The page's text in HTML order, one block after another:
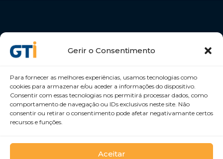
Gerir o Consentimento
Para fornecer as melhores experiências, usamos tecnologias como
cookies para armazenar e/ou aceder a informações do dispositivo.
Consentir com essas tecnologias nos permitirá processar dados, como
comportamento de navegação ou IDs exclusivos neste site. Não
consentir ou retirar o consentimento pode afetar negativamante certos
recursos e funções.
Aceitar
Desenvolvemos Pessoas e Organizações
GTI Portugal – Formação Profissional, S.A.